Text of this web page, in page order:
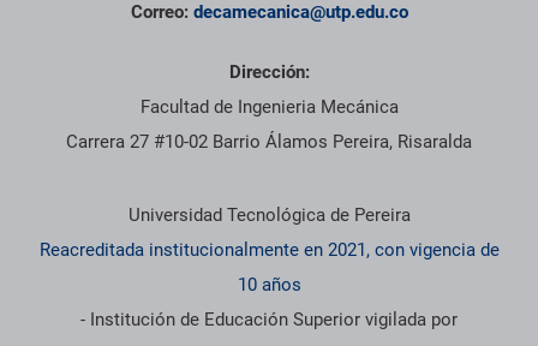
Correo: decamecanica@utp.edu.co
Dirección:
Facultad de Ingenieria Mecánica
Carrera 27 #10-02 Barrio Álamos Pereira, Risaralda
Información institucional
Universidad Tecnológica de Pereira
Reacreditada institucionalmente en 2021, con vigencia de
10 años
- Institución de Educación Superior vigilada por